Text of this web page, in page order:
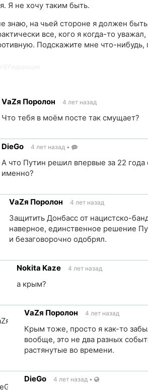
Я не хочу таким быть.
знаю, на чьей стороне я должен
все, кого я когда-то
Подскажите мне что-нибудь,
VаZя Поролон 4 лет назад
Что тебя в моём посте так смущает?
DieGo 4 лет назад •
А что Путин решил впервые за 22
именно?
VаZя Поролон 4 лет назад
Защитить Донбасс от нацистско-
наверное, единственное решение
и безаговорочно одобрял.
Nokita Kaze 4 лет назад
а крым?
VаZя Поролон 4 лет назад
Крым тоже, просто я как-то
вообще, это не два разных
растянутые во времени.
DieGo 4 лет назад •